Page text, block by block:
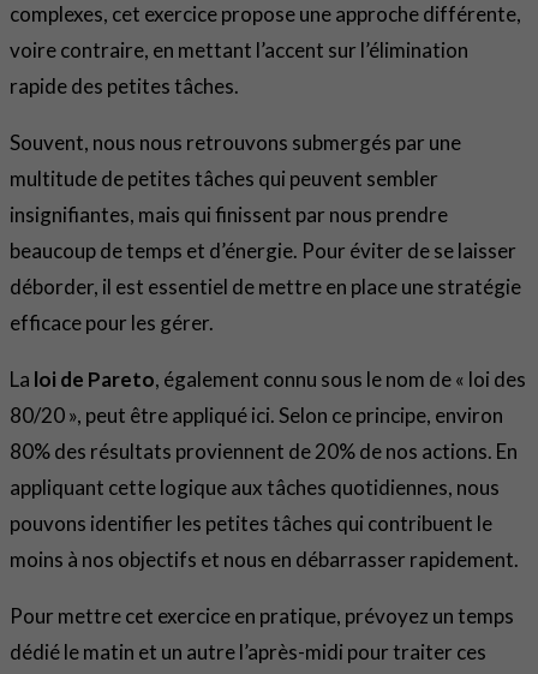
complexes, cet exercice propose une approche différente,
voire contraire, en mettant l’accent sur l’élimination
rapide des petites tâches.
Souvent, nous nous retrouvons submergés par une
multitude de petites tâches qui peuvent sembler
insignifiantes, mais qui finissent par nous prendre
beaucoup de temps et d’énergie. Pour éviter de se laisser
déborder, il est essentiel de mettre en place une stratégie
efficace pour les gérer.
La loi de Pareto, également connu sous le nom de « loi des
80/20 », peut être appliqué ici. Selon ce principe, environ
80% des résultats proviennent de 20% de nos actions. En
appliquant cette logique aux tâches quotidiennes, nous
pouvons identifier les petites tâches qui contribuent le
moins à nos objectifs et nous en débarrasser rapidement.
Pour mettre cet exercice en pratique, prévoyez un temps
dédié le matin et un autre l’après-midi pour traiter ces